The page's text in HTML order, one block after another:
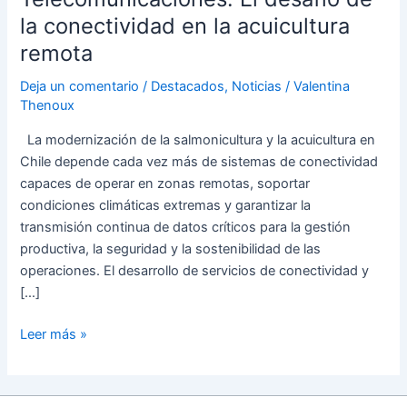
la conectividad en la acuicultura
remota
Deja un comentario / Destacados, Noticias /Valentina
Thenoux
La modernización de la salmonicultura y la acuicultura en
Chile depende cada vez más de sistemas de conectividad
capaces de operar en zonas remotas, soportar
condiciones climáticas extremas y garantizar la
transmisión continua de datos críticos para la gestión
productiva, la seguridad y la sostenibilidad de las
operaciones. El desarrollo de servicios de conectividad y
[…]
Leer más »